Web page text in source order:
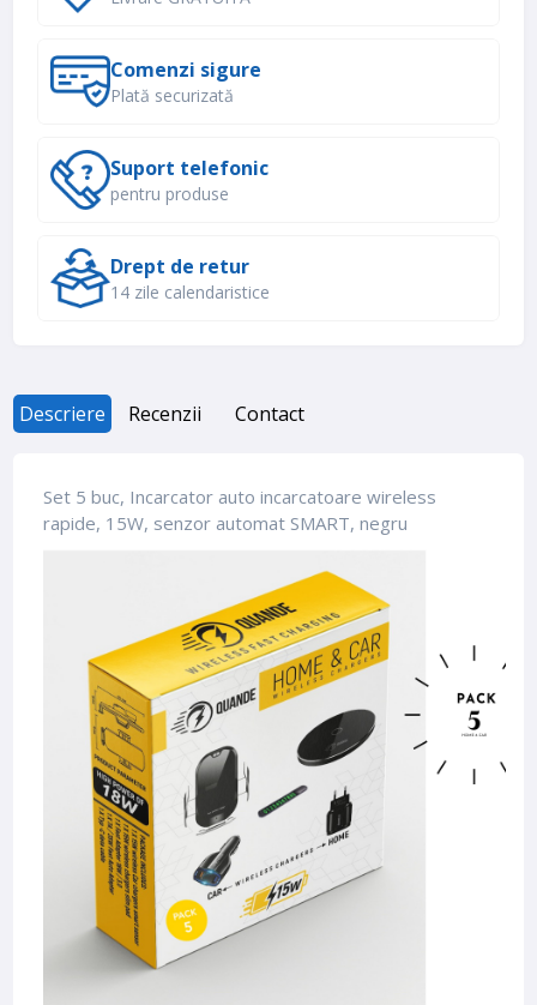
Comenzi sigure
Plată securizată
Suport telefonic
pentru produse
Drept de retur
14 zile calendaristice
Descriere Recenzii Contact
Set 5 buc, Incarcator auto incarcatoare wireless
rapide, 15W, senzor automat SMART, negru